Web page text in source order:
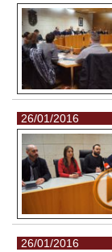
26/01/2016
26/01/2016